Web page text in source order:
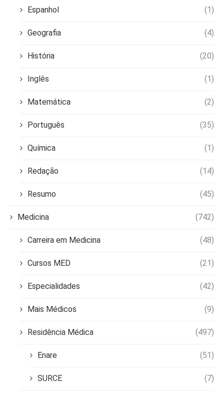
Espanhol (1)
Geografia (4)
História (20)
Inglês (1)
Matemática (2)
Português (35)
Química (1)
Redação (14)
Resumo (45)
Medicina (742)
Carreira em Medicina (48)
Cursos MED (21)
Especialidades (42)
Mais Médicos (9)
Residência Médica (497)
Enare (51)
SURCE (7)